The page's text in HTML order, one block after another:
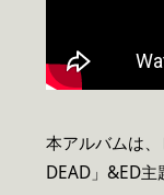
本アルバムは
DEAD」&ED